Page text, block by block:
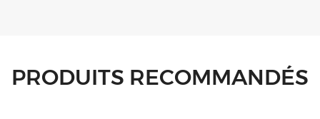
PRODUITS RECOMMANDÉS